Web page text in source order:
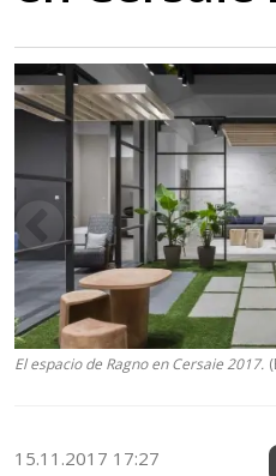
El espacio de Ragno en Cersaie 2017.
15.11.2017 17:27